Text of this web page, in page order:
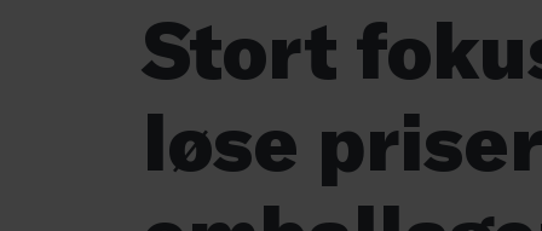
Stort
løse